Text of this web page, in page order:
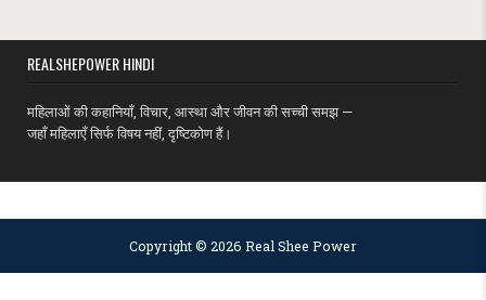
REALSHEPOWER HINDI
महिलाओं की कहानियाँ, विचार, आस्था और जीवन की सच्ची समझ —
जहाँ महिलाएँ सिर्फ विषय नहीं, दृष्टिकोण हैं।
Copyright © 2026 Real Shee Power